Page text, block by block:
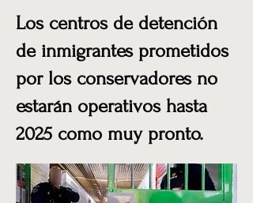
Los centros de detención
de inmigrantes prometidos
por los conservadores no
estarán operativos hasta
2025 como muy pronto.